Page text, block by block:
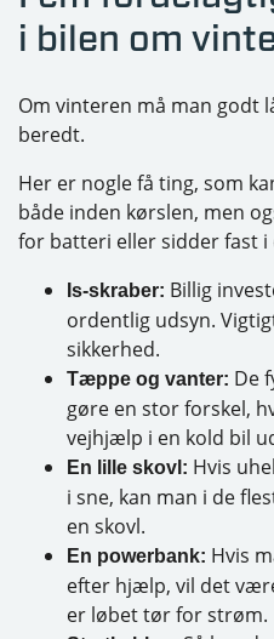
i bilen om
Om vinteren må man godt
beredt.
Her er nogle få ting, som
både inden kørslen, men
for batteri eller sidder fast i
Is-skraber: Billig
ordentlig udsyn.
sikkerhed.
Tæppe og vanter: De
gøre en stor forskel,
vejhjælp i en kold bil
En lille skovl: Hvis
i sne, kan man i de
en skovl.
En powerbank: Hvis
efter hjælp, vil det
er løbet tør for strøm.